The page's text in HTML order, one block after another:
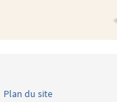
Plan du site